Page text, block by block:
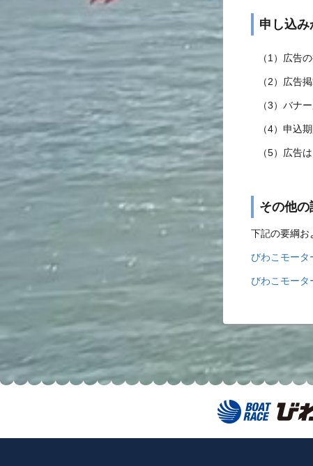
申し込み
（1）広告
（2）広告
（3）バナ
（4）申込
（5）広告
その他
下記の要綱お
びわこモータ
びわこモータ